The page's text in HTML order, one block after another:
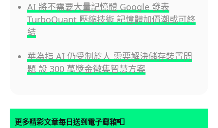
AI 將不需要大量記憶體 Google 發表
TurboQuant 壓縮技術 記憶體加價潮或可終
結
華為指 AI 仍受制於人 需要解決儲存裝置問
題 設 300 萬獎金徵集智慧方案
更多精彩文章每日送到電子郵箱📮